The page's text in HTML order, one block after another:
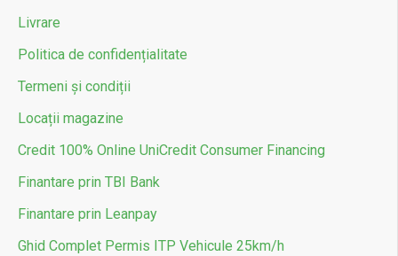
Livrare
Politica de confidențialitate
Termeni și condiții
Locații magazine
Credit 100% Online UniCredit Consumer Financing
Finantare prin TBI Bank
Finantare prin Leanpay
Ghid Complet Permis ITP Vehicule 25km/h